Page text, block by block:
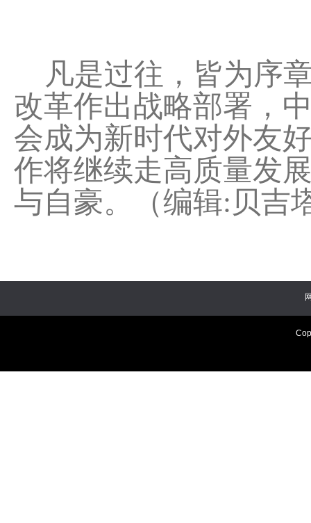
凡是过往，皆为序
改革作出战略部署，
会成为新时代对外友
作将继续走高质量发
与自豪。（编辑:贝吉